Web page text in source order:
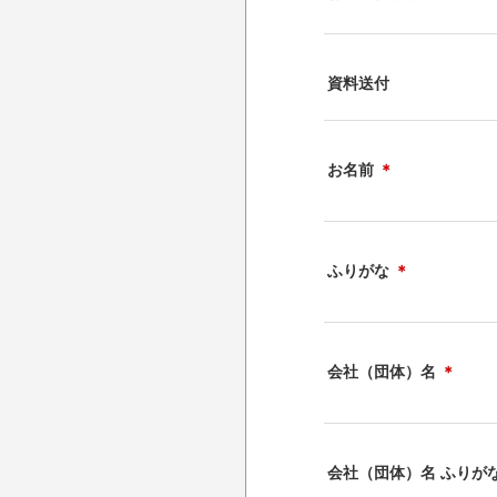
資料送付
お名前 ＊
ふりがな ＊
会社（団体）名 ＊
会社（団体）名 ふりが